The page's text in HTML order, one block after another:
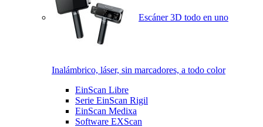
Escáner 3D todo en uno
Inalámbrico, láser, sin marcadores, a todo color
EinScan Libre
Serie EinScan Rigil
EinScan Medixa
Software EXScan